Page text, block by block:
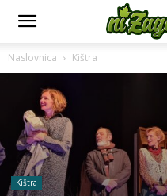
Naslovnica Kištra
Kištra